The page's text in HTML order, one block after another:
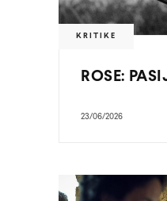
KRITIKE
ROSE:
23/06/2026